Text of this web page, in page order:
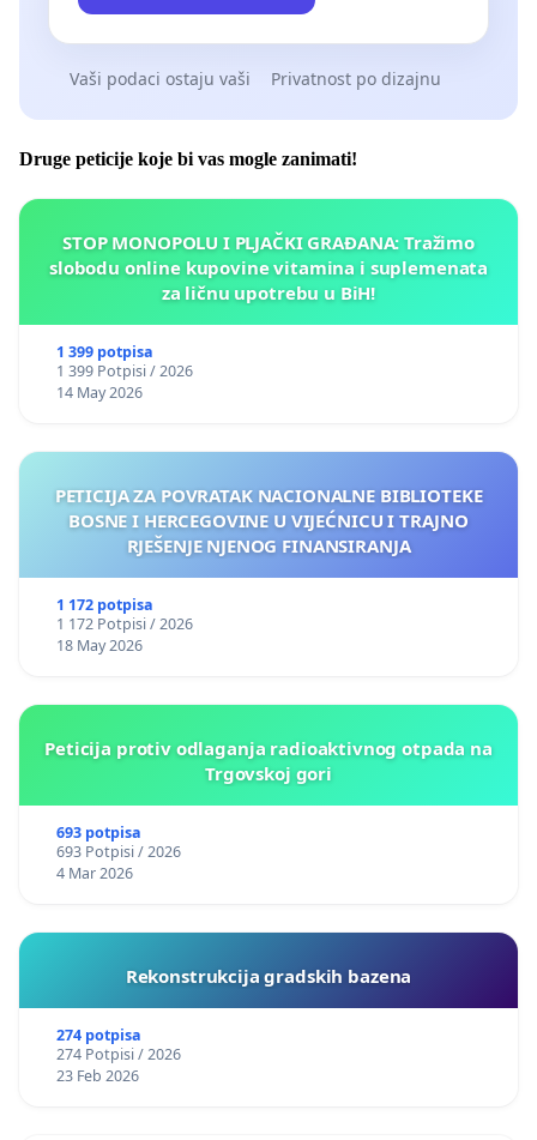
Vaši podaci ostaju vaši Privatnost po dizajnu
Druge peticije koje bi vas mogle zanimati!
STOP MONOPOLU I PLJAČKI GRAĐANA: Tražimo
slobodu online kupovine vitamina i suplemenata
za ličnu upotrebu u BiH!
1 399 potpisa
1 399 Potpisi / 2026
14 May 2026
PETICIJA ZA POVRATAK NACIONALNE BIBLIOTEKE
BOSNE I HERCEGOVINE U VIJEĆNICU I TRAJNO
RJEŠENJE NJENOG FINANSIRANJA
1 172 potpisa
1 172 Potpisi / 2026
18 May 2026
Peticija protiv odlaganja radioaktivnog otpada na
Trgovskoj gori
693 potpisa
693 Potpisi / 2026
4 Mar 2026
Rekonstrukcija gradskih bazena
274 potpisa
274 Potpisi / 2026
23 Feb 2026